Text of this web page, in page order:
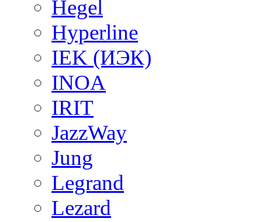
Hegel
Hyperline
IEK (ИЭК)
INOA
IRIT
JazzWay
Jung
Legrand
Lezard